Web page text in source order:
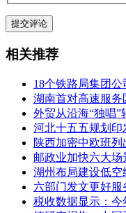
相关推荐
18个铁路局集团
湖南首对高速服
外贸从沿海“独唱”
河北十五五规划
陕西加密中欧班
邮政业加快六大场
湖州布局建设低空
六部门发文更好
税收数据显示：